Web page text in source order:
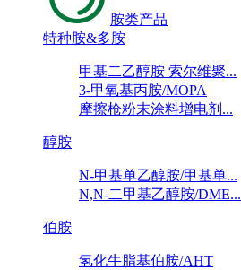
胺类产品
特种胺&多胺
甲基二乙醇胺 索尔维聚...
3-甲氧基丙胺/MOPA
摩擦枪粉末涂料增电剂...
醇胺
N-甲基单乙醇胺/甲基单...
N,N-二甲基乙醇胺/DME...
伯胺
氢化牛脂基伯胺/AHT